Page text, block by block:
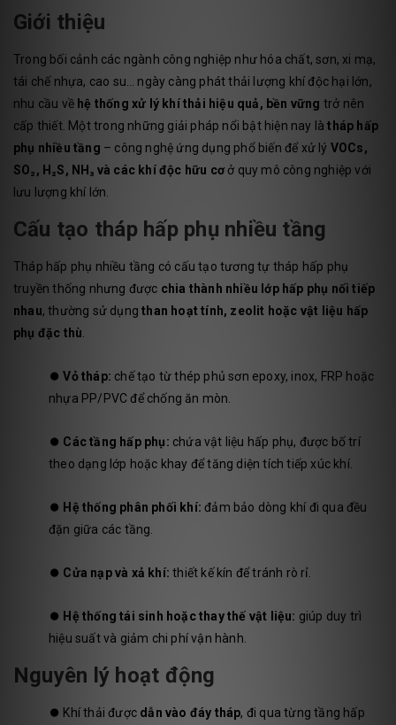
Giới thiệu
Trong bối cảnh các ngành công nghiệp như hóa chất, sơn, xi mạ,
tái chế nhựa, cao su… ngày càng phát thải lượng khí độc hại lớn,
nhu cầu về hệ thống xử lý khí thải hiệu quả, bền vững trở nên
cấp thiết. Một trong những giải pháp nổi bật hiện nay làtháp hấp
phụ nhiều tầng – công nghệ ứng dụng phổ biến để xử lý VOCs,
SO₂, H₂S, NH₃ và các khí độc hữu cơở quy mô công nghiệp với
lưu lượng khí lớn.
Cấu tạo tháp hấp phụ nhiều tầng
Tháp hấp phụ nhiều tầng có cấu tạo tương tự tháp hấp phụ
truyền thống nhưng được chia thành nhiều lớp hấp phụ nối tiếp
nhau, thường sử dụngthan hoạt tính, zeolit hoặc vật liệu hấp
phụ đặc thù.
⏺️Vỏ tháp: chế tạo từ thép phủ sơn epoxy, inox, FRP hoặc
nhựa PP/PVC để chống ăn mòn.
⏺️ Các tầng hấp phụ: chứa vật liệu hấp phụ, được bố trí
theo dạng lớp hoặc khay để tăng diện tích tiếp xúc khí.
⏺️ Hệ thống phân phối khí: đảm bảo dòng khí đi qua đều
đặn giữa các tầng.
⏺️ Cửa nạp và xả khí: thiết kế kín để tránh rò rỉ.
⏺️ Hệ thống tái sinh hoặc thay thế vật liệu: giúp duy trì
hiệu suất và giảm chi phí vận hành.
Nguyên lý hoạt động
⏺️ Khí thải được dẫn vào đáy tháp, đi qua từng tầng hấp